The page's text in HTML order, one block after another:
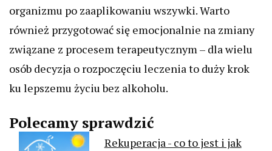
organizmu po zaaplikowaniu wszywki. Warto
również przygotować się emocjonalnie na zmiany
związane z procesem terapeutycznym – dla wielu
osób decyzja o rozpoczęciu leczenia to duży krok
ku lepszemu życiu bez alkoholu.
Polecamy sprawdzić
Rekuperacja - co to jest i jak